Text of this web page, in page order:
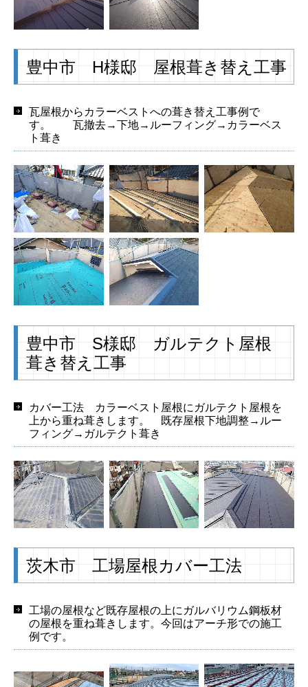
豊中市 H様邸 屋根葺き替え工事
瓦屋根からカラーベストへの葺き替え工事例で
す。 瓦撤去→下地→ルーフィング→カラーベス
ト葺き
豊中市 S様邸 ガルテクト屋根
葺き替え工事
カバー工法 カラーベスト屋根にガルテクト屋根を
上から重ね葺きします。 既存屋根下地調整→ルー
フィング→ガルテクト葺き
茨木市 工場屋根カバー工法
工場の屋根など既存屋根の上にガルバリウム鋼板材
の屋根を重ね葺きします。今回はアーチ形での施工
例です。